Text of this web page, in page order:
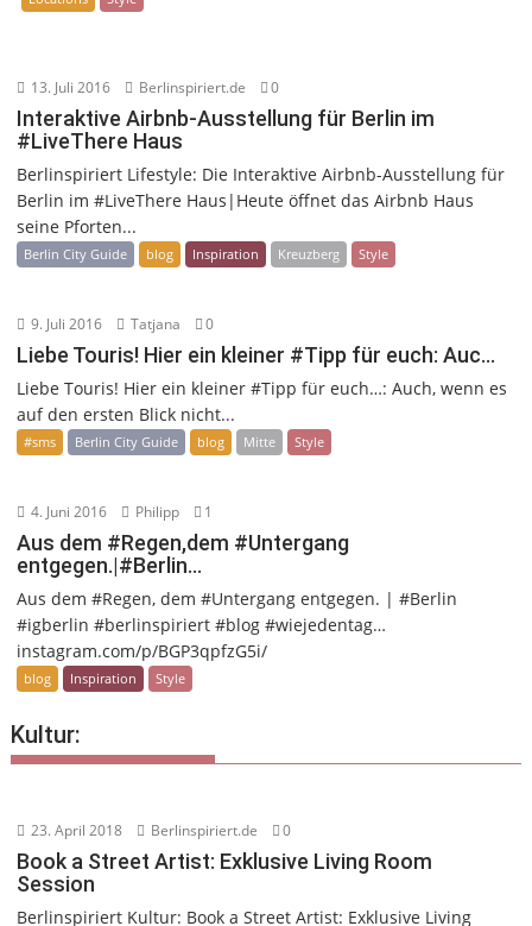
13. Juli 2016 Berlinspiriert.de 0
Interaktive Airbnb-Ausstellung für Berlin im
#LiveThere Haus
Berlinspiriert Lifestyle: Die Interaktive Airbnb-Ausstellung für
Berlin im #LiveThere Haus|Heute öffnet das Airbnb Haus
seine Pforten...
Berlin City Guide blog Inspiration Kreuzberg Style
9. Juli 2016 Tatjana 0
Liebe Touris! Hier ein kleiner #Tipp für euch: Auc…
Liebe Touris! Hier ein kleiner #Tipp für euch…: Auch, wenn es
auf den ersten Blick nicht...
#sms Berlin City Guide blog Mitte Style
4. Juni 2016 Philipp 1
Aus dem #Regen,dem #Untergang
entgegen.|#Berlin…
Aus dem #Regen, dem #Untergang entgegen. | #Berlin
#igberlin #berlinspiriert #blog #wiejedentag…
instagram.com/p/BGP3qpfzG5i/
blog Inspiration Style
Kultur:
23. April 2018 Berlinspiriert.de 0
Book a Street Artist: Exklusive Living Room
Session
Berlinspiriert Kultur: Book a Street Artist: Exklusive Living